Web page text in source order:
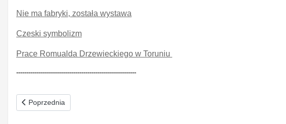
Nie ma fabryki, została wystawa
Czeski symbolizm
Prace Romualda Drzewieckiego w Toruniu
-----------------------------------------------------------
Poprzednia strona: Degrengolada elit Nr 6-7(191) czerwiec-lipiec 2014
Poprzednia